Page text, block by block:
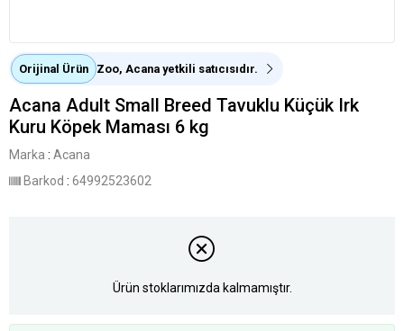
Orijinal Ürün Zoo, Acana yetkili satıcısıdır.
Acana Adult Small Breed Tavuklu Küçük Irk
Kuru Köpek Maması 6 kg
Marka : Acana
Barkod : 64992523602
Ürün stoklarımızda kalmamıştır.